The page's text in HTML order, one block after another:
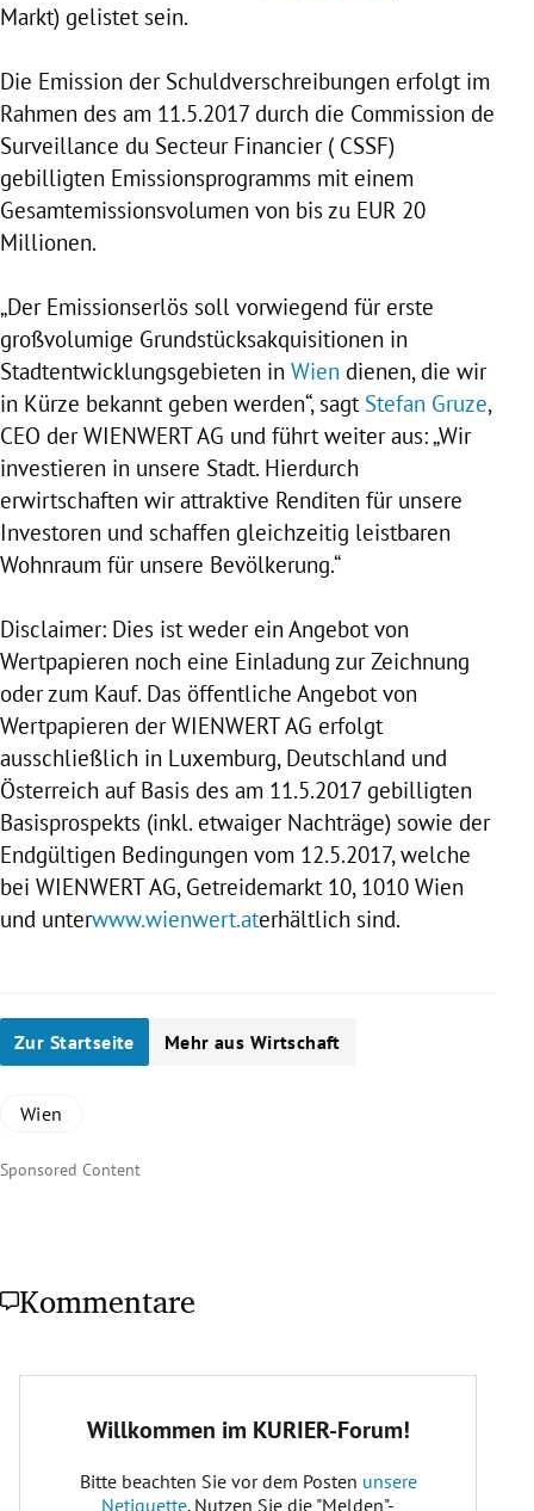
Markt) gelistet sein.
Die Emission der Schuldverschreibungen erfolgt im
Rahmen des am 11.5.2017 durch die Commission de
Surveillance du Secteur Financier ( CSSF)
gebilligten Emissionsprogramms mit einem
Gesamtemissionsvolumen von bis zu EUR 20
Millionen.
„Der Emissionserlös soll vorwiegend für erste
großvolumige Grundstücksakquisitionen in
Stadtentwicklungsgebieten in Wien dienen, die wir
in Kürze bekannt geben werden“, sagt Stefan Gruze,
CEO derWIENWERTAG und führt weiter aus: „Wir
investieren in unsere Stadt. Hierdurch
erwirtschaften wir attraktive Renditen für unsere
Investoren und schaffen gleichzeitig leistbaren
Wohnraum für unsere Bevölkerung.“
Disclaimer: Dies ist weder ein Angebot von
Wertpapieren noch eine Einladung zur Zeichnung
oder zum Kauf. Das öffentliche Angebot von
Wertpapieren derWIENWERTAG erfolgt
ausschließlich in Luxemburg, Deutschland und
Österreich auf Basis des am 11.5.2017 gebilligten
Basisprospekts (inkl. etwaiger Nachträge) sowie der
Endgültigen Bedingungen vom 12.5.2017, welche
bei WIENWERTAG, Getreidemarkt 10, 1010 Wien
und unterwww.wienwert.aterhältlich sind.
Zur Startseite Mehr aus Wirtschaft
Wien
Sponsored Content
Kommentare